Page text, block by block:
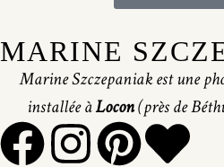
MARINE
Marine Szczepaniak est une
installée àLocon(près de